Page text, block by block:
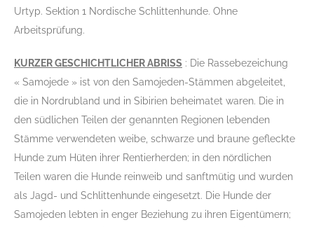
Urtyp. Sektion 1 Nordische Schlittenhunde. Ohne
Arbeitsprüfung.
KURZER GESCHICHTLICHER ABRISS : Die Rassebezeichung
« Samojede » ist von den Samojeden-Stämmen abgeleitet,
die in Nordrubland und in Sibirien beheimatet waren. Die in
den südlichen Teilen der genannten Regionen lebenden
Stämme verwendeten weibe, schwarze und braune gefleckte
Hunde zum Hüten ihrer Rentierherden; in den nördlichen
Teilen waren die Hunde reinweib und sanftmütig und wurden
als Jagd- und Schlittenhunde eingesetzt. Die Hunde der
Samojeden lebten in enger Beziehung zu ihren Eigentümern;